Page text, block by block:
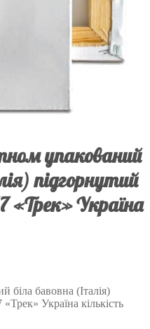
упакований
підгорнутий
«Трек» Україна
біла бавовна (Італія)
Україна кількість